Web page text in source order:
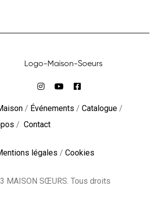
/ Événements / Catalogue /
/ Contact
légales / Cookies
MAISON SŒURS. Tous droits